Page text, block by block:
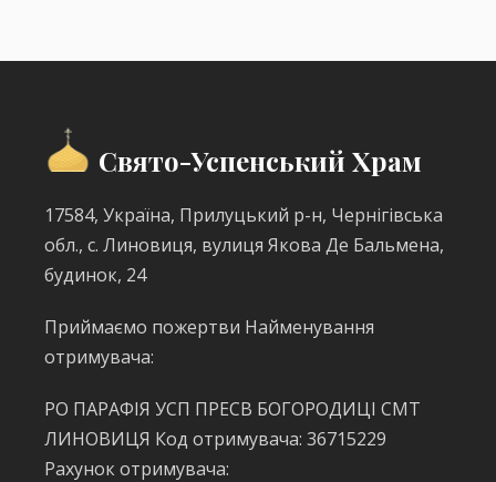
Свято-Успенський Храм
17584, Україна, Прилуцький р-н, Чернігівська
обл., с. Линовиця, вулиця Якова Де Бальмена,
будинок, 24
Приймаємо пожертви Найменування
отримувача:
РО ПАРАФІЯ УСП ПРЕСВ БОГОРОДИЦІ СМТ
ЛИНОВИЦЯ Код отримувача: 36715229
Рахунок отримувача: